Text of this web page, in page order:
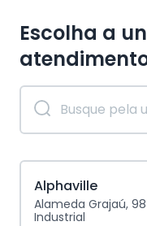
Escolha a
Alphaville
Alameda Grajaú,
Industrial